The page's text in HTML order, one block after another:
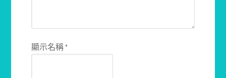
顯示名稱*